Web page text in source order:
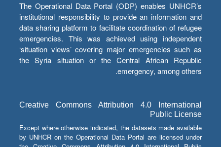
The Operational Data Portal (ODP) enables UNHCR’s
institutional responsibility to provide an information and
data sharing platform to facilitate coordination of refugee
emergencies. This was achieved using independent
‘situation views’ covering major emergencies such as
the Syria situation or the Central African Republic
emergency, among others.
Creative Commons Attribution 4.0 International
Public License
Except where otherwise indicated, the datasets made available
by UNHCR on the Operational Data Portal are licensed under